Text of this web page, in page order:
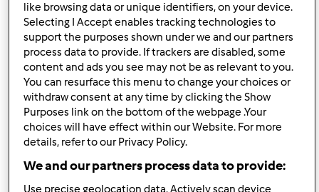
pon., 10/07/2013 - 19:46
Witajcie
Jestem zainteresowany kupnem Thermomix ale miewam
tez i wątpliwosci
Pozdrawiam marek199
Góra strony
like browsing data or unique identifiers, on your device.
Selecting I Accept enables tracking technologies to
support the purposes shown under we and our partners
process data to provide. If trackers are disabled, some
content and ads you see may not be as relevant to you.
You can resurface this menu to change your choices or
withdraw consent at any time by clicking the Show
Purposes link on the bottom of the webpage .Your
choices will have effect within our Website. For more
details, refer to our Privacy Policy.
We and our partners process data to provide: